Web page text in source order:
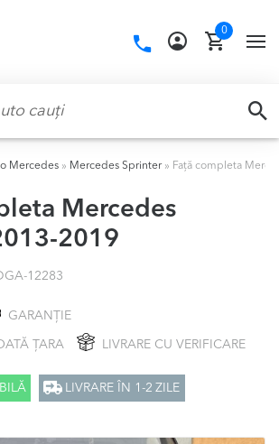
Call
0
Mercedes » Mercedes Sprinter» Față completa
Mercedes
2019
12283
GARANȚIE
ȚARA LIVRARE CU VERIFICARE
LIVRARE ÎN 1-2 ZILE